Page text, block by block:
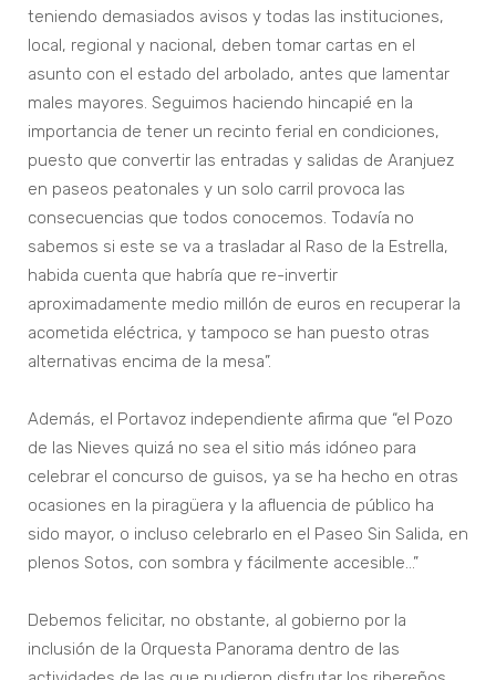
teniendo demasiados avisos y todas las instituciones,
local, regional y nacional, deben tomar cartas en el
asunto con el estado del arbolado, antes que lamentar
males mayores. Seguimos haciendo hincapié en la
importancia de tener un recinto ferial en condiciones,
puesto que convertir las entradas y salidas de Aranjuez
en paseos peatonales y un solo carril provoca las
consecuencias que todos conocemos. Todavía no
sabemos si este se va a trasladar al Raso de la Estrella,
habida cuenta que habría que re-invertir
aproximadamente medio millón de euros en recuperar la
acometida eléctrica, y tampoco se han puesto otras
alternativas encima de la mesa”.
Además, el Portavoz independiente afirma que “el Pozo
de las Nieves quizá no sea el sitio más idóneo para
celebrar el concurso de guisos, ya se ha hecho en otras
ocasiones en la piragüera y la afluencia de público ha
sido mayor, o incluso celebrarlo en el Paseo Sin Salida, en
plenos Sotos, con sombra y fácilmente accesible…”
Debemos felicitar, no obstante, al gobierno por la
inclusión de la Orquesta Panorama dentro de las